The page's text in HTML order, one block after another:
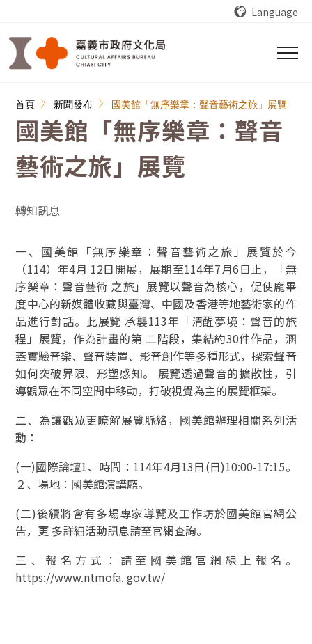
Language
首頁 新聞發布 國美館「無序樂章：聲音藝術之旅」展覽
國美館「無序樂章：聲音
藝術之旅」展覽
轉知訊息
一、國美館「無序樂章：聲音藝術之旅」展覽於今
（114）年4月 12日開展，展期至114年7月6日止，「無
序樂章：聲音藝術 之旅」展覽以聲音為核心，促使龐畢
度中心的新媒體收藏與臺灣、中國及香港等地藝術家的作
品進行對話。此展覽 承襲113年「清醒夢境：聲音的旅
程」展覽，作為計畫的第 二階段，集結約30件作品，涵
蓋實驗音樂、聲音裝置、影音創作等多種形式，探索聲音
如何突破界限、形塑感知。 展覽透過聲音的擴散性，引
導觀眾在不同空間中移動，打破視覺為主的展覽框架。
二、為讓觀眾更瞭解展覽脈絡，國美館辦理相關系列活
動：
(一)國際論壇1、時間：114年4月13日(日)10:00-17:15。
２、場地：國美館演講廳。
(二)後續將會有多場專家導覽及工作坊於國美館官網公
告，更 多詳細活動訊息請至官網查詢。
三、報名方式：請至國美館官網線上報名。
https://www.ntmofa. gov.tw/